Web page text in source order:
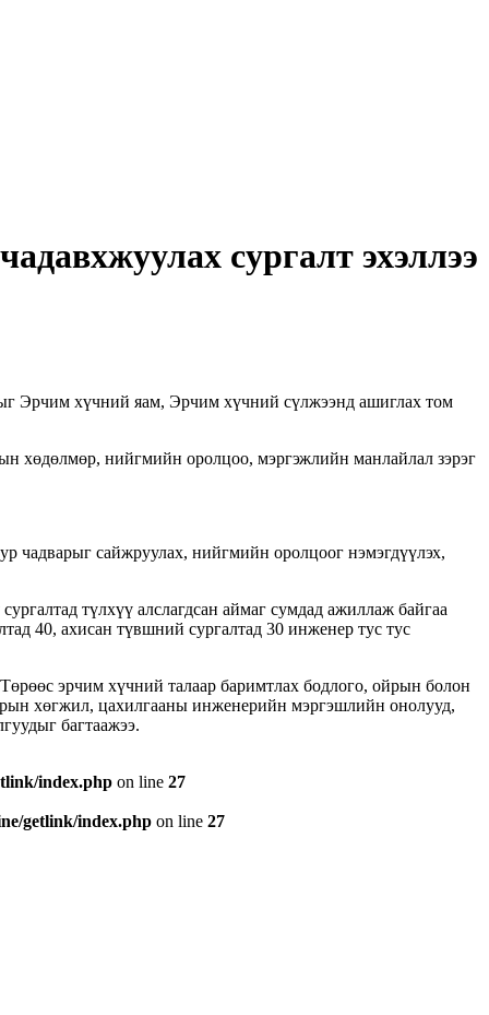
сургалт эхэллээ
Эрчим хүчний яам, Эрчим хүчний сүлжээнд ашиглах том
хөдөлмөр, нийгмийн оролцоо, мэргэжлийн манлайлал зэрэг
сайжруулах, нийгмийн оролцоог нэмэгдүүлэх,
түлхүү алслагдсан аймаг сумдад ажиллаж байгаа
40, ахисан түвшний сургалтад 30 инженер тус тус
эрчим хүчний талаар баримтлах бодлого, ойрын болон
хөгжил, цахилгааны инженерийн мэргэшлийн онолууд,
багтаажээ.
index.php on line 27
getlink/index.php on line 27